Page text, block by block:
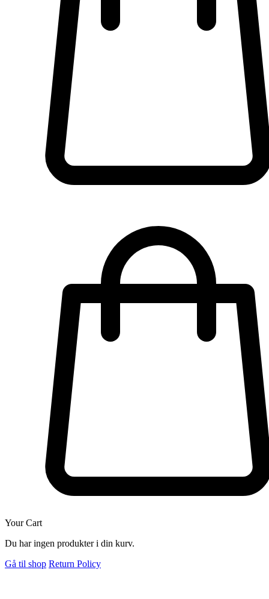
Your Cart
Du har ingen produkter i din kurv.
Gå til shop Return Policy